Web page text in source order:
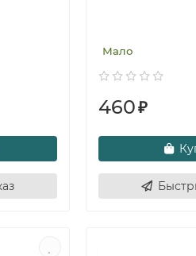
Мало
460₽